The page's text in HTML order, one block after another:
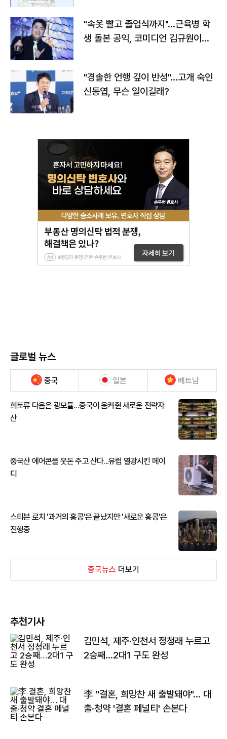
"속옷 빨고 졸업식까지"…근육병 학
생 돌본 공익, 코미디언 김규원이었
"경솔한 언행 깊이 반성"…고개 숙인
신동엽, 무슨 일이길래?
글로벌 뉴스
중국 일본 베트남
희토류 다음은 광모듈…중국이 움켜쥔 새로운 전략자
산
중국산 에어콘을 웃돈 주고 산다...유럽 열광시킨 메이
디
스티븐 로치 '과거의 홍콩'은 끝났지만 '새로운 홍콩'은
진행중
중국뉴스 더보기
추천기사
김민석, 제주·인천서 정청래 누르고
2승째…2대1 구도 완성
李 "결혼, 희망찬 새 출발돼야"… 대
출·청약 '결혼 페널티' 손본다